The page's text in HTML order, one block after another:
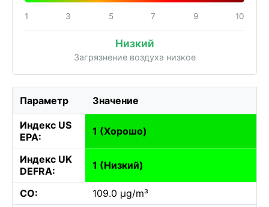
1 3 5 7 9 10
Низкий
Загрязнение воздуха низкое
Параметр Значение
Индекс US
EPA:
1 (Хорошо)
Индекс UK
DEFRA:
1 (Низкий)
CO:
109.0 µg/m³